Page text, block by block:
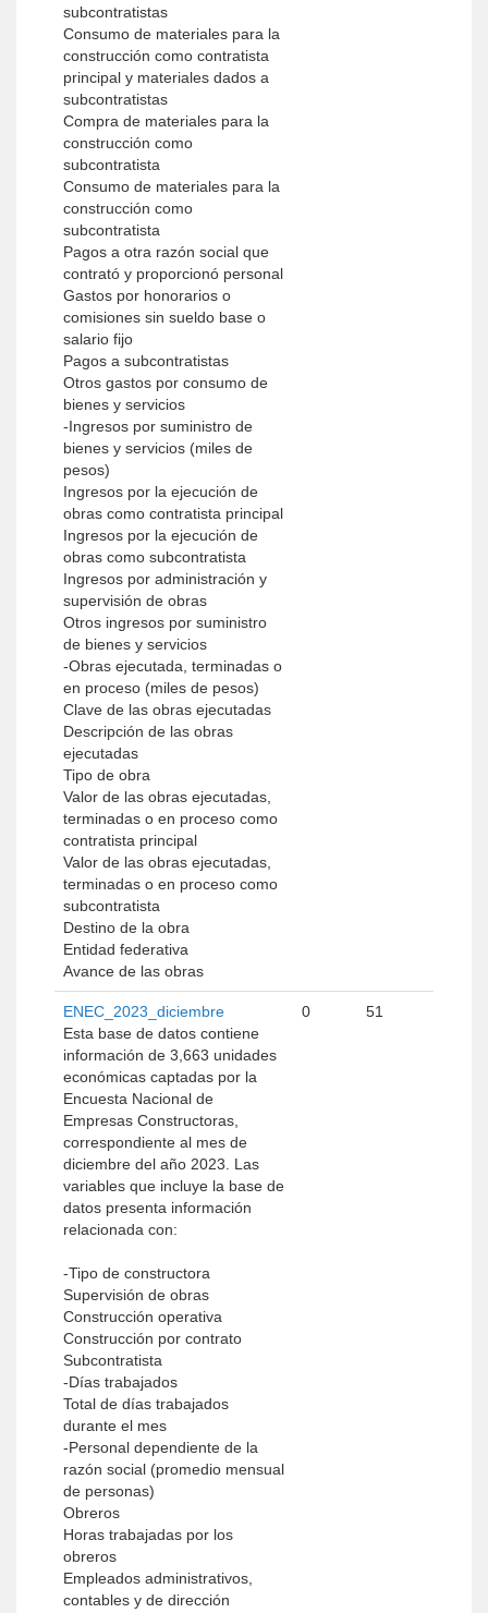
subcontratistas
Consumo de materiales para la
construcción como contratista
principal y materiales dados a
subcontratistas
Compra de materiales para la
construcción como
subcontratista
Consumo de materiales para la
construcción como
subcontratista
Pagos a otra razón social que
contrató y proporcionó personal
Gastos por honorarios o
comisiones sin sueldo base o
salario fijo
Pagos a subcontratistas
Otros gastos por consumo de
bienes y servicios
-Ingresos por suministro de
bienes y servicios (miles de
pesos)
Ingresos por la ejecución de
obras como contratista principal
Ingresos por la ejecución de
obras como subcontratista
Ingresos por administración y
supervisión de obras
Otros ingresos por suministro
de bienes y servicios
-Obras ejecutada, terminadas o
en proceso (miles de pesos)
Clave de las obras ejecutadas
Descripción de las obras
ejecutadas
Tipo de obra
Valor de las obras ejecutadas,
terminadas o en proceso como
contratista principal
Valor de las obras ejecutadas,
terminadas o en proceso como
subcontratista
Destino de la obra
Entidad federativa
Avance de las obras
ENEC_2023_diciembre
Esta base de datos contiene
información de 3,663 unidades
económicas captadas por la
Encuesta Nacional de
Empresas Constructoras,
correspondiente al mes de
diciembre del año 2023. Las
variables que incluye la base de
datos presenta información
relacionada con:
-Tipo de constructora
Supervisión de obras
Construcción operativa
Construcción por contrato
Subcontratista
-Días trabajados
Total de días trabajados
durante el mes
-Personal dependiente de la
razón social (promedio mensual
de personas)
Obreros
Horas trabajadas por los
obreros
Empleados administrativos,
contables y de dirección
0 51